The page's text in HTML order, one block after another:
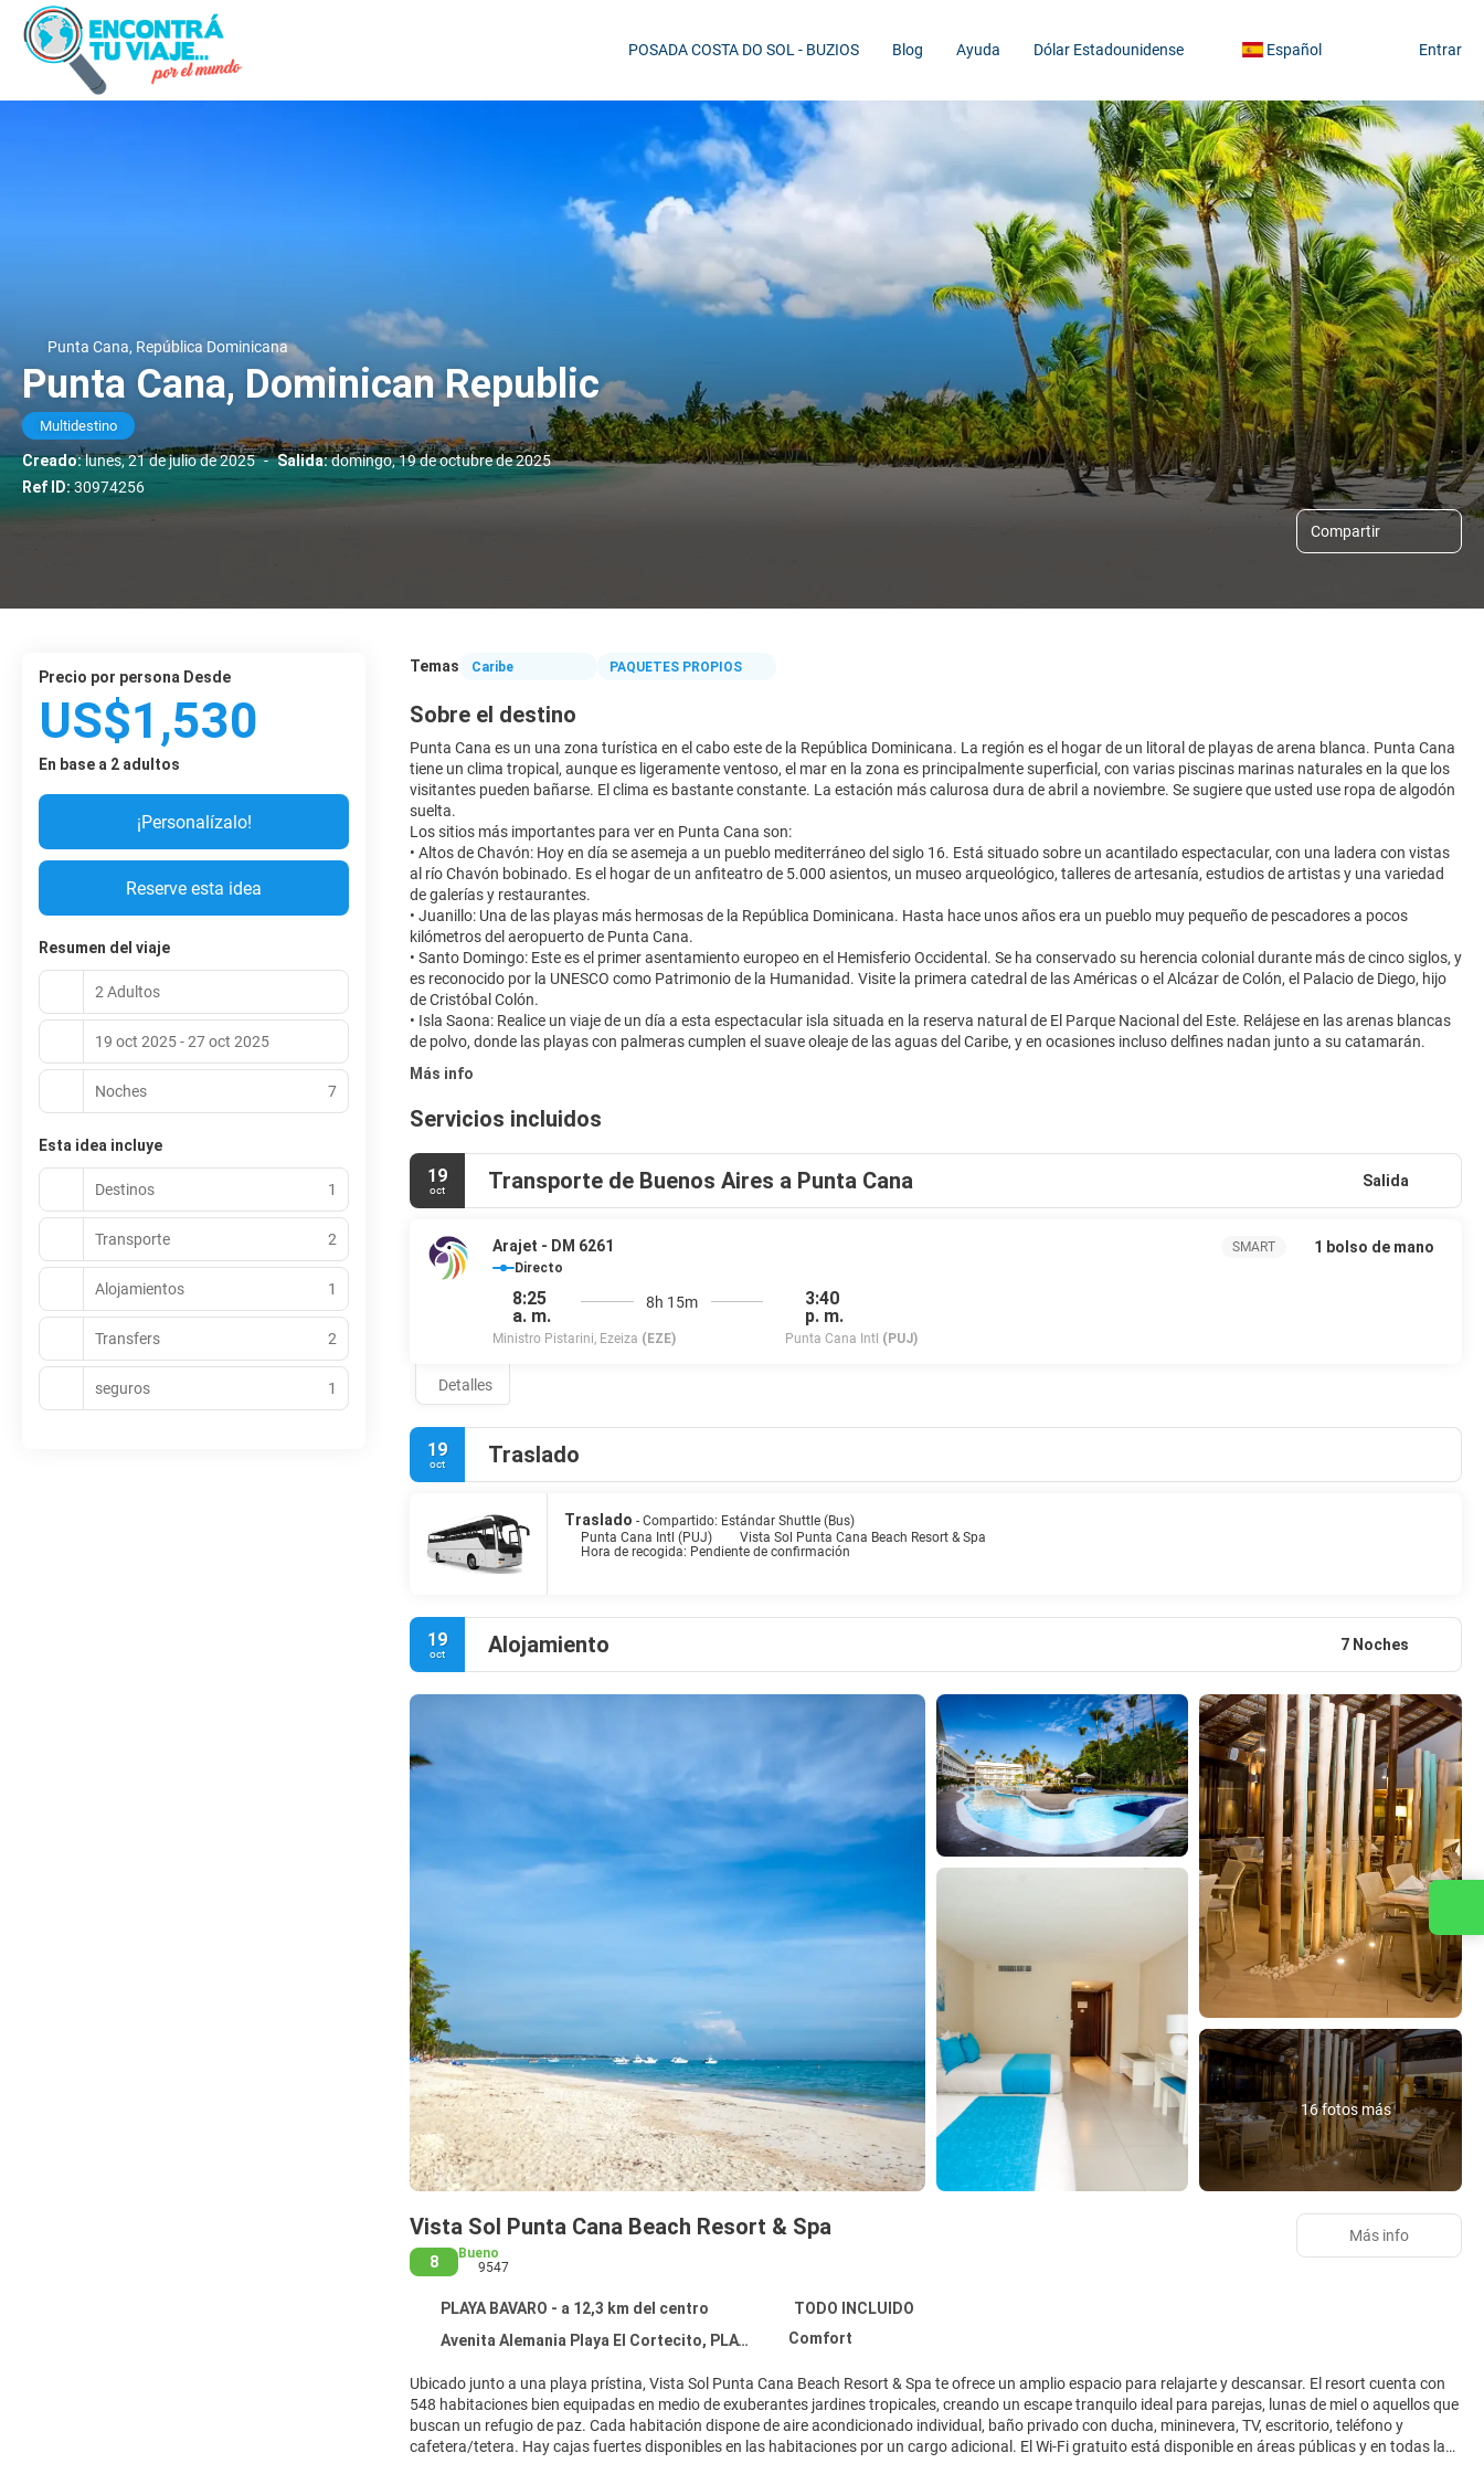
POSADA COSTA DO SOL - BUZIOS Blog Ayuda Dólar Estadounidense Español Entrar
Punta Cana, República Dominicana
Punta Cana, Dominican Republic
Multidestino
Creado:lunes, 21 de julio de 2025 - Salida:domingo, 19 de octubre de 2025
Ref ID:30974256
Compartir
Temas Caribe PAQUETES PROPIOS
Sobre el destino
Punta Cana es un una zona turística en el cabo este de la República Dominicana. La región es el hogar de un litoral de playas de arena blanca. Punta Cana
tiene un clima tropical, aunque es ligeramente ventoso, el mar en la zona es principalmente superficial, con varias piscinas marinas naturales en la que los
visitantes pueden bañarse. El clima es bastante constante. La estación más calurosa dura de abril a noviembre. Se sugiere que usted use ropa de algodón
suelta.
Los sitios más importantes para ver en Punta Cana son:
• Altos de Chavón: Hoy en día se asemeja a un pueblo mediterráneo del siglo 16. Está situado sobre un acantilado espectacular, con una ladera con vistas
al río Chavón bobinado. Es el hogar de un anfiteatro de 5.000 asientos, un museo arqueológico, talleres de artesanía, estudios de artistas y una variedad
de galerías y restaurantes.
• Juanillo: Una de las playas más hermosas de la República Dominicana. Hasta hace unos años era un pueblo muy pequeño de pescadores a pocos
kilómetros del aeropuerto de Punta Cana.
• Santo Domingo: Este es el primer asentamiento europeo en el Hemisferio Occidental. Se ha conservado su herencia colonial durante más de cinco siglos, y
es reconocido por la UNESCO como Patrimonio de la Humanidad. Visite la primera catedral de las Américas o el Alcázar de Colón, el Palacio de Diego, hijo
de Cristóbal Colón.
• Isla Saona: Realice un viaje de un día a esta espectacular isla situada en la reserva natural de El Parque Nacional del Este. Relájese en las arenas blancas
Más info
Servicios incluidos
19
oct Transporte de Buenos Aires a Punta Cana Salida
Arajet - DM 6261
Directo
8:25
a. m.
Ministro Pistarini, Ezeiza (EZE)
8h 15m
3:40
p. m.
Punta Cana Intl (PUJ)
SMART 1 bolso de mano
Detalles
19
oct Traslado
Traslado - Compartido: Estándar Shuttle (Bus)
Punta Cana Intl (PUJ)
Vista Sol Punta Cana Beach Resort & Spa
Hora de recogida: Pendiente de confirmación
19
oct Alojamiento 7 Noches
16 fotos más
Vista Sol Punta Cana Beach Resort & Spa
8
Bueno
9547
PLAYA BAVARO - a 12,3 km del centro
TODO INCLUIDO
Avenita Alemania Playa El Cortecito, PLAYA BAVARO 23000
Comfort
Ubicado junto a una playa prístina, Vista Sol Punta Cana Beach Resort & Spa te ofrece un amplio espacio para relajarte y descansar. El resort cuenta con
548 habitaciones bien equipadas en medio de exuberantes jardines tropicales, creando un escape tranquilo ideal para parejas, lunas de miel o aquellos que
buscan un refugio de paz. Cada habitación dispone de aire acondicionado individual, baño privado con ducha, mininevera, TV, escritorio, teléfono y
cafetera/tetera. Hay cajas fuertes disponibles en las habitaciones por un cargo adicional. El Wi-Fi gratuito está disponible en áreas públicas y en todas las
Más info
precio por persona Desde
US$1,530
En base a 2 adultos
¡Personalízalo!
Reserve esta idea
Resumen del viaje
2 Adultos
19 oct 2025 - 27 oct 2025
Noches 7
Esta idea incluye
Destinos 1
Transporte 2
Alojamientos 1
Transfers 2
seguros 1
Contacta con nosotros